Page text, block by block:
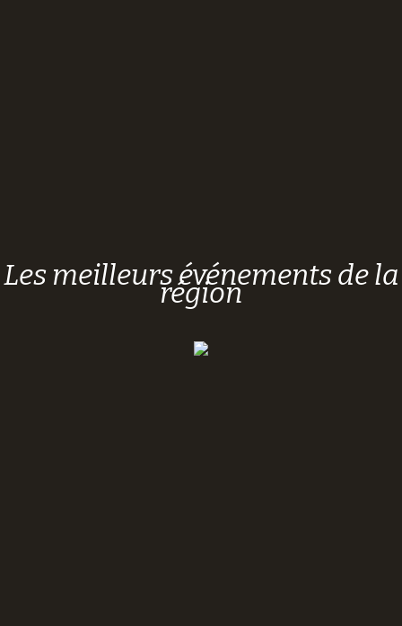
Les meilleurs événements de la
région